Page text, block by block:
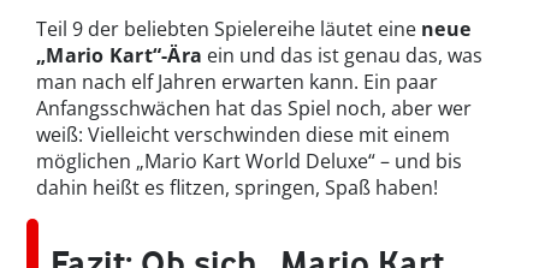
Teil 9 der beliebten Spielereihe läutet eine neue
„Mario Kart“-Ära ein und das ist genau das, was
man nach elf Jahren erwarten kann. Ein paar
Anfangsschwächen hat das Spiel noch, aber wer
weiß: Vielleicht verschwinden diese mit einem
möglichen „Mario Kart World Deluxe“ – und bis
dahin heißt es flitzen, springen, Spaß haben!